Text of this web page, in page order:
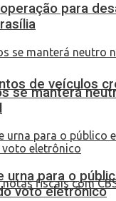
de veículos
para
se manterá
urna para o
voto eletrônico